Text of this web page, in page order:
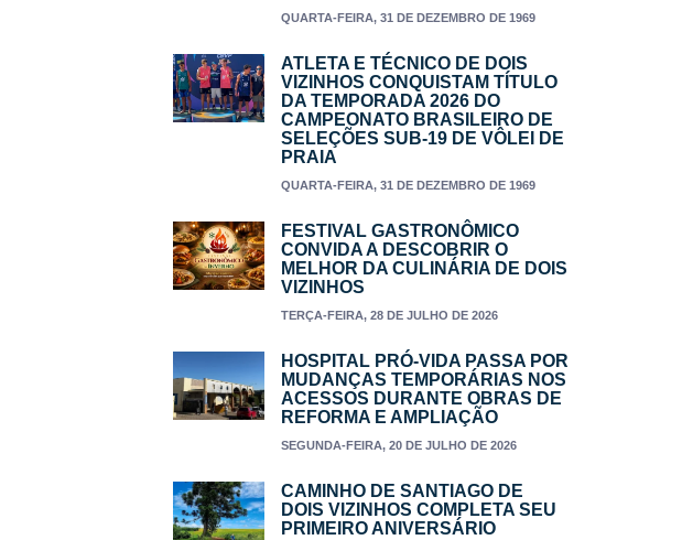
QUARTA-FEIRA, 31 DE DEZEMBRO DE 1969
ATLETA E TÉCNICO DE DOIS
VIZINHOS CONQUISTAM TÍTULO
DA TEMPORADA 2026 DO
CAMPEONATO BRASILEIRO DE
SELEÇÕES SUB-19 DE VÔLEI DE
PRAIA
QUARTA-FEIRA, 31 DE DEZEMBRO DE 1969
FESTIVAL GASTRONÔMICO
CONVIDA A DESCOBRIR O
MELHOR DA CULINÁRIA DE DOIS
VIZINHOS
TERÇA-FEIRA, 28 DE JULHO DE 2026
HOSPITAL PRÓ-VIDA PASSA POR
MUDANÇAS TEMPORÁRIAS NOS
ACESSOS DURANTE OBRAS DE
REFORMA E AMPLIAÇÃO
SEGUNDA-FEIRA, 20 DE JULHO DE 2026
CAMINHO DE SANTIAGO DE
DOIS VIZINHOS COMPLETA SEU
PRIMEIRO ANIVERSÁRIO